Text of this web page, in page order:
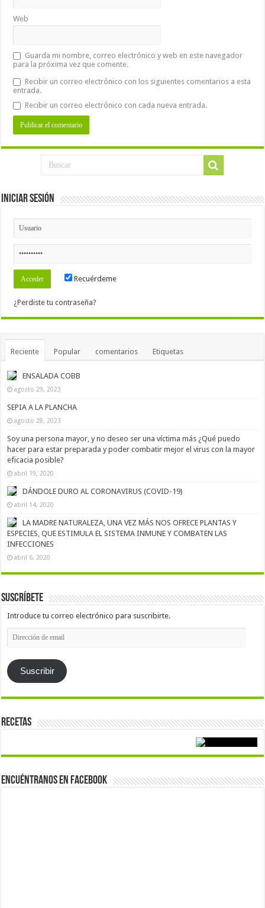
Web
Guarda mi nombre, correo electrónico y web en este navegador
para la próxima vez que comente.
Recibir un correo electrónico con los siguientes comentarios a esta
entrada.
Recibir un correo electrónico con cada nueva entrada.
Iniciar Sesión
Recuérdeme
¿Perdiste tu contraseña?
Reciente Popular comentarios Etiquetas
ENSALADA COBB
agosto 29, 2023
SEPIA A LA PLANCHA
agosto 28, 2023
Soy una persona mayor, y no deseo ser una víctima más ¿Qué puedo
hacer para estar preparada y poder combatir mejor el virus con la mayor
eficacia posible?
abril 19, 2020
DÁNDOLE DURO AL CORONAVIRUS (COVID-19)
abril 14, 2020
LA MADRE NATURALEZA, UNA VEZ MÁS NOS OFRECE PLANTAS Y
ESPECIES, QUE ESTIMULA EL SISTEMA INMUNE Y COMBATEN LAS
INFECCIONES
abril 6, 2020
Suscríbete
Introduce tu correo electrónico para suscribirte.
Dirección
de
Suscribir
Recetas
Encuéntranos en Facebook